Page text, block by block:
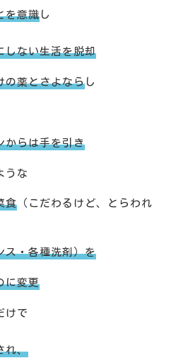
を意識し
しない生活を脱却
の薬とさよならし
からは手を引き
うな
食 （こだわるけど、とらわれ
ス・各種洗剤）を
に変更
けで
れ、